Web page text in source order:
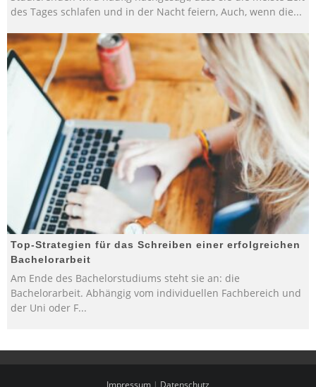
des Tages schlafen und in der Nacht feiern, Auch, wenn die...
Top-Strategien für das Schreiben einer erfolgreichen
Bachelorarbeit
Am Ende des Bachelorstudiums steht sie an: die
Bachelorarbeit. Abhängig vom individuellen Fachbereich und
der Uni oder F...